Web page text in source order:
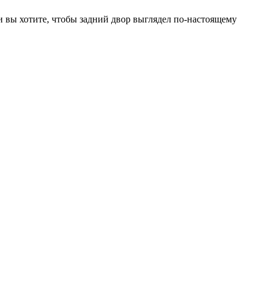
хотите, чтобы задний двор выглядел по-настоящему